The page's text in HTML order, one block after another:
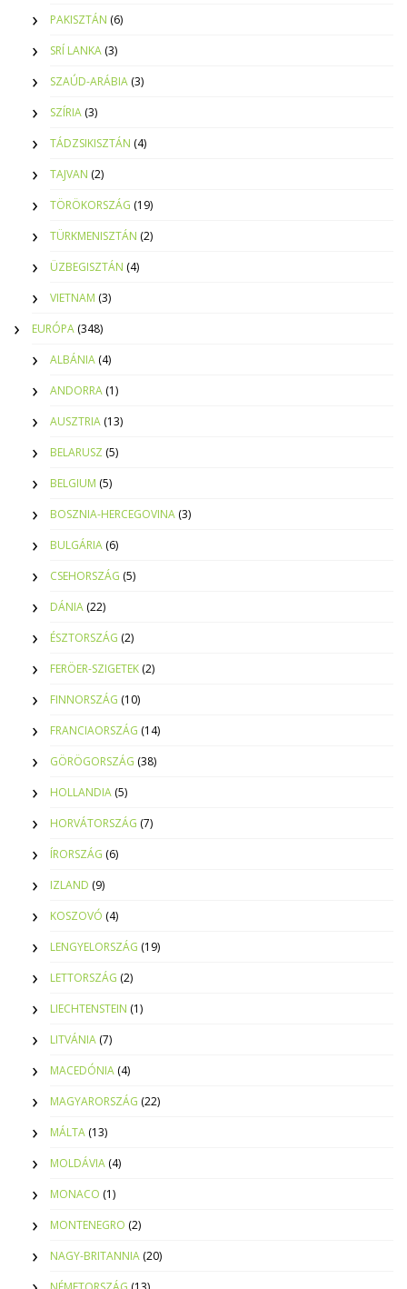
PAKISZTÁN (6)
SRÍ LANKA (3)
SZAÚD-ARÁBIA (3)
SZÍRIA (3)
TÁDZSIKISZTÁN (4)
TAJVAN (2)
TÖRÖKORSZÁG (19)
TÜRKMENISZTÁN (2)
ÜZBEGISZTÁN (4)
VIETNAM (3)
EURÓPA (348)
ALBÁNIA (4)
ANDORRA (1)
AUSZTRIA (13)
BELARUSZ (5)
BELGIUM (5)
BOSZNIA-HERCEGOVINA (3)
BULGÁRIA (6)
CSEHORSZÁG (5)
DÁNIA (22)
ÉSZTORSZÁG (2)
FERÖER-SZIGETEK (2)
FINNORSZÁG (10)
FRANCIAORSZÁG (14)
GÖRÖGORSZÁG (38)
HOLLANDIA (5)
HORVÁTORSZÁG (7)
ÍRORSZÁG (6)
IZLAND (9)
KOSZOVÓ (4)
LENGYELORSZÁG (19)
LETTORSZÁG (2)
LIECHTENSTEIN (1)
LITVÁNIA (7)
MACEDÓNIA (4)
MAGYARORSZÁG (22)
MÁLTA (13)
MOLDÁVIA (4)
MONACO (1)
MONTENEGRO (2)
NAGY-BRITANNIA (20)